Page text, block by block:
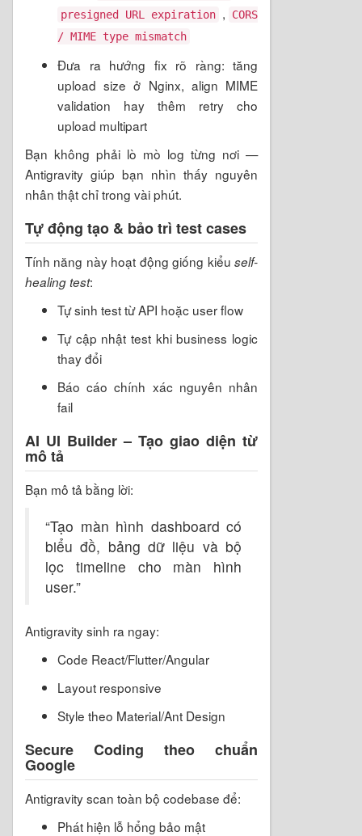
presigned URL expiration ,
CORS
/ MIME type mismatch
Đưa ra hướng fix rõ ràng: tăng
upload size ở Nginx, align MIME
validation hay thêm retry cho
upload multipart
Bạn không phải lò mò log từng nơi —
Antigravity giúp bạn nhìn thấy nguyên
nhân thật chỉ trong vài phút.
Tự động tạo & bảo trì test cases
Tính năng này hoạt động giống kiểu self-
healing test:
Tự sinh test từ API hoặc user flow
Tự cập nhật test khi business logic
thay đổi
Báo cáo chính xác nguyên nhân
fail
AI UI Builder – Tạo giao diện từ
mô tả
Bạn mô tả bằng lời:
“Tạo màn hình dashboard có
biểu đồ, bảng dữ liệu và bộ
lọc timeline cho màn hình
user.”
Antigravity sinh ra ngay:
Code React/Flutter/Angular
Layout responsive
Style theo Material/Ant Design
Secure Coding theo chuẩn
Google
Antigravity scan toàn bộ codebase để:
Phát hiện lỗ hổng bảo mật